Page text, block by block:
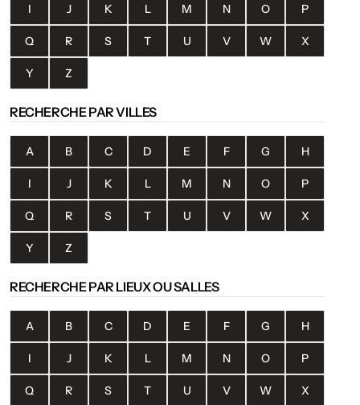
I J K L M N O P
Q R S T U V W X
Y Z
RECHERCHE PAR VILLES
A B C D E F G H
I J K L M N O P
Q R S T U V W X
Y Z
RECHERCHE PAR LIEUX OU SALLES
A B C D E F G H
I J K L M N O P
Q R S T U V W X